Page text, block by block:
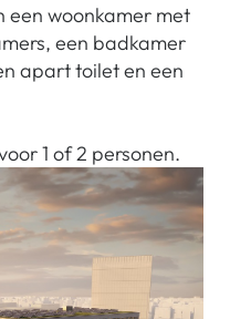
woonkamer met
een badkamer
apart toilet en een
1 of 2 personen.